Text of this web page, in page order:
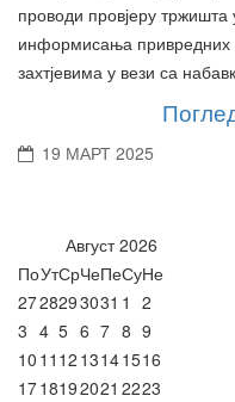
проводи провјеру
информисања привредних
захтјевима у вези са
19 МАРТ 2025
Август 2026
ПоУтСрЧеПеСуНе
2728293031 1 2
3 4 5 6 7 8 9
10 11 12 13141516
1718192021 2223